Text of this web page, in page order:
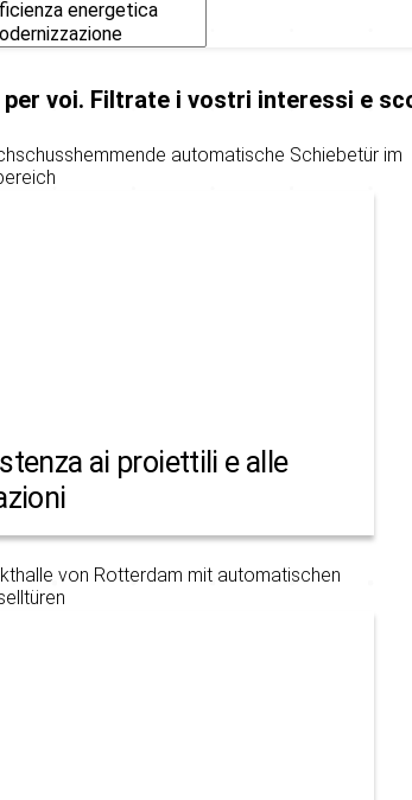
voi. Filtrate i vostri interessi e
ai proiettili e alle